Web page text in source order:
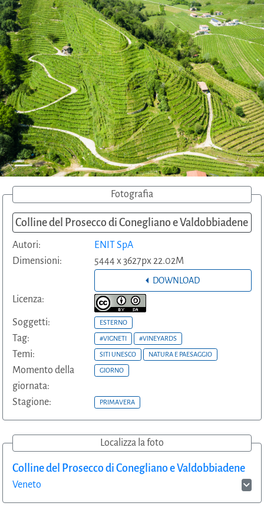
Fotografia
Colline del Prosecco di Conegliano e Valdobbiadene
Autori:
ENIT SpA
Dimensioni:
5444 x 3627px 22.02M
DOWNLOAD
Licenza:
Soggetti: ESTERNO
Tag: #VIGNETI #VINEYARDS
Temi: SITI UNESCO NATURA E PAESAGGIO
Momento della
giornata:
GIORNO
Stagione: PRIMAVERA
Localizza la foto
Colline del Prosecco di Conegliano e Valdobbiadene
Veneto